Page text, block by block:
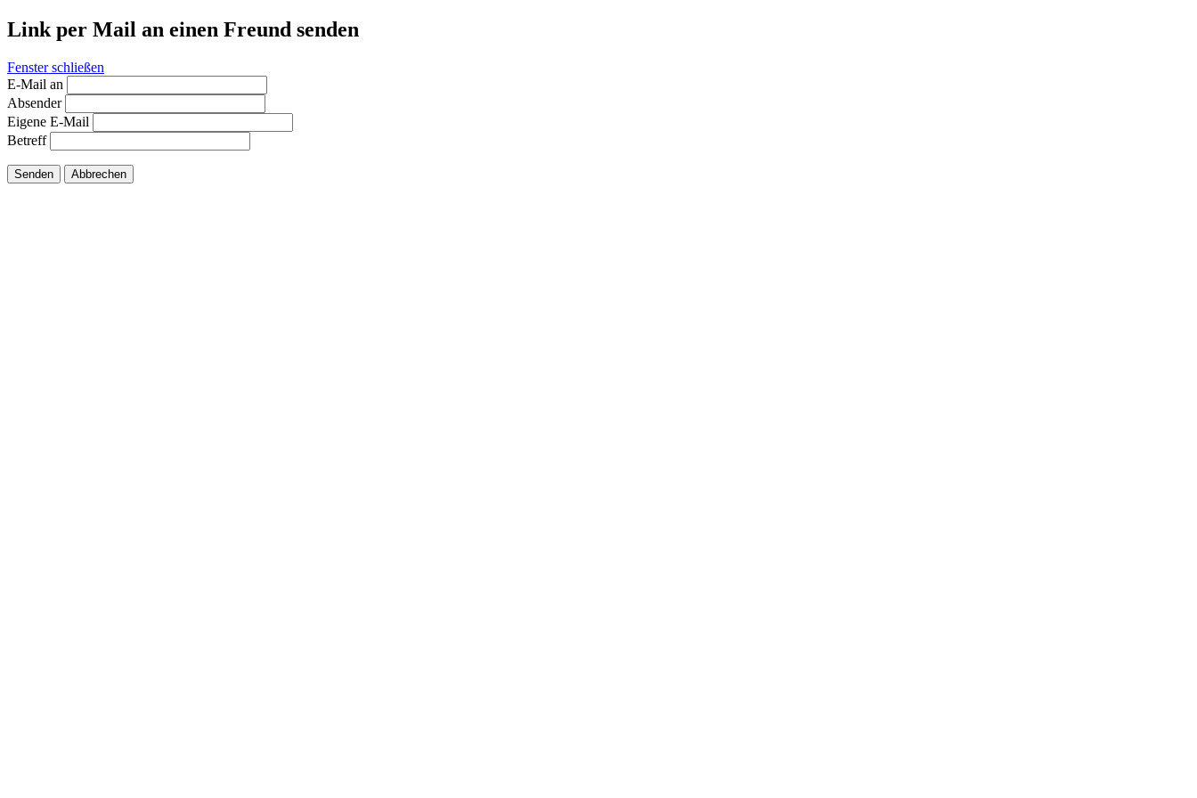
Link per Mail an einen Freund senden
Fenster schließen
E-Mail an
Absender
Eigene E-Mail
Betreff
Senden Abbrechen